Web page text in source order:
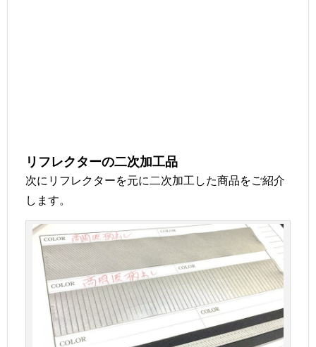
リフレクターの二次加工品
次にリフレクターを元に二次加工した商品をご紹介
します。